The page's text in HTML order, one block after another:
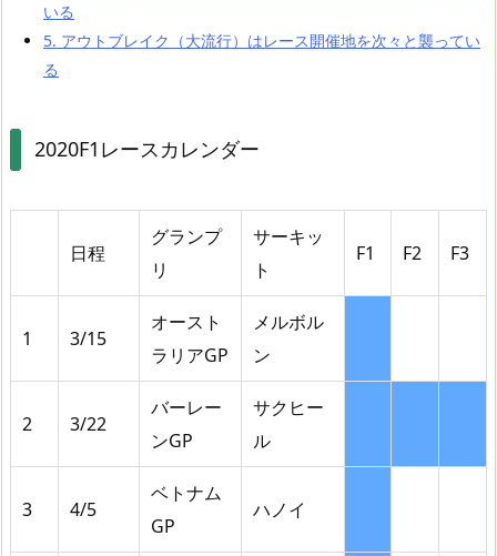
いる
5. アウトブレイク（大流行）はレース開催地を次々と襲ってい
る
2020F1レースカレンダー
日程
グランプ
リ
サーキッ
ト
F1 F2 F3
1 3/15
オースト
ラリアGP
メルボル
ン
2 3/22
バーレー
ンGP
サクヒー
ル
3 4/5
ベトナム
GP
ハノイ